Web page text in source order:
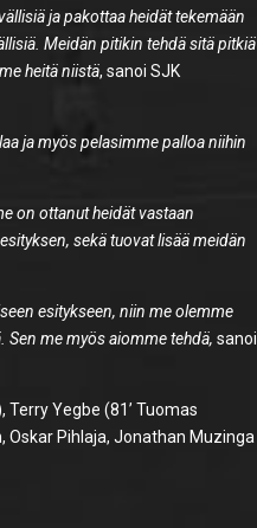
ja pakottaa heidät tekemään
Meidän pitikin tehdä sitä pitkiä
heitä niistä, sanoi SJK
ja myös pelasimme palloa niihin
on ottanut heidät vastaan
sekä tuovat lisää meidän
esitykseen, niin me olemme
me myös aiomme tehdä, sanoi
Yegbe (81’ Tuomas
Oskar Pihlaja, Jonathan Muzinga